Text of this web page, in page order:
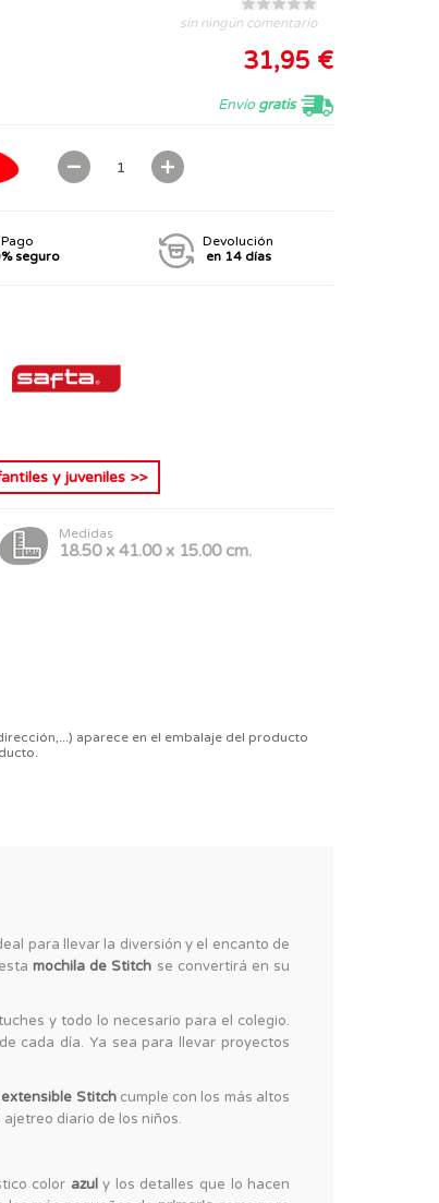
sin ningún comentario
31,95 €
Envíogratis
Pago
seguro
Devolución
en 14 días
y juveniles>>
Medidas
18.50 x 41.00 x 15.00 cm.
aparece en el embalaje del producto
para llevar la diversión y el encanto de
mochila de Stitch se convertirá en su
y todo lo necesario para el colegio.
cada día. Ya sea para llevar proyectos
Stitchcumple con los más altos
diario de los niños.
color azuly los detalles que lo hacen